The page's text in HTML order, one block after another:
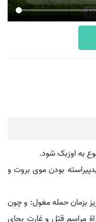
به اوزبک شود.
بودن موی بروت و
بزمان حمله مغول: و چون
مراسم قتل و غارت بجای